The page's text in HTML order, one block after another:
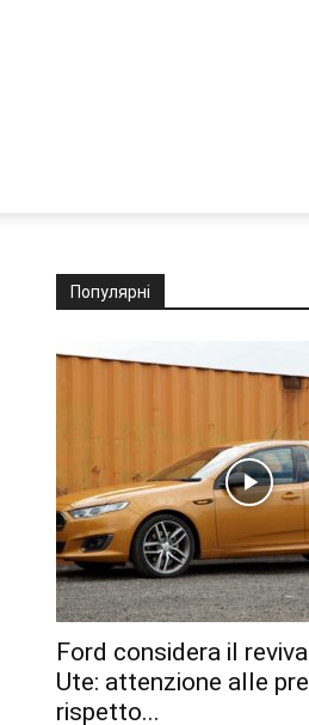
Популярні
Ford considera il
Ute: attenzione alle
rispetto...